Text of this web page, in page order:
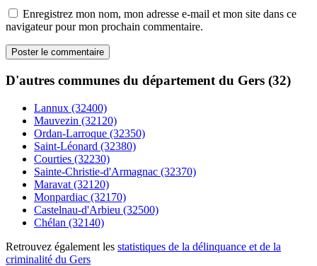
Enregistrez mon nom, mon adresse e-mail et mon site dans ce
navigateur pour mon prochain commentaire.
D'autres communes du département du Gers (32)
Lannux (32400)
Mauvezin (32120)
Ordan-Larroque (32350)
Saint-Léonard (32380)
Courties (32230)
Sainte-Christie-d'Armagnac (32370)
Maravat (32120)
Monpardiac (32170)
Castelnau-d'Arbieu (32500)
Chélan (32140)
Retrouvez également les statistiques de la délinquance et de la
criminalité du Gers